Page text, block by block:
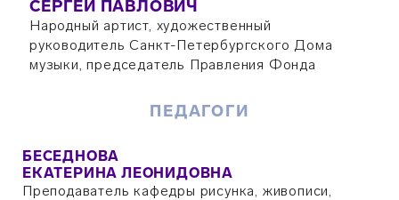
СЕРГЕЙ ПАВЛОВИЧ
Народный артист, художественный
руководитель Санкт-Петербургского Дома
музыки, председатель Правления Фонда
ПЕДАГОГИ
БЕСЕДНОВА
ЕКАТЕРИНА ЛЕОНИДОВНА
Преподаватель кафедры рисунка, живописи,